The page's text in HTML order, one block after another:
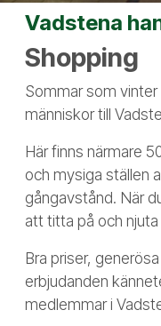
Vadstena
Shopping
Sommar som
människor till
Här finns närmare
och mysiga ställen
gångavstånd. När
att titta på och
Bra priser,
erbjudanden
medlemmar i